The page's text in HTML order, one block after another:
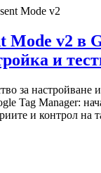
Mode v2
Mode v2 в
и
за настройване
Tag Manager:
и контрол на